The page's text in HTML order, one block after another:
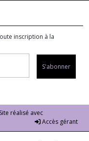
inscription à la
S'abonner
réalisé avec
Accès gérant